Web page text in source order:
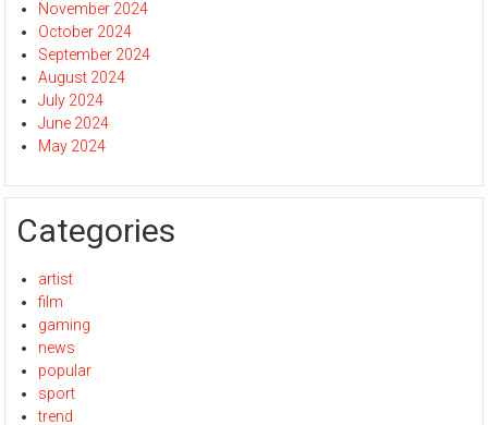
November 2024
October 2024
September 2024
August 2024
July 2024
June 2024
May 2024
Categories
artist
film
gaming
news
popular
sport
trend